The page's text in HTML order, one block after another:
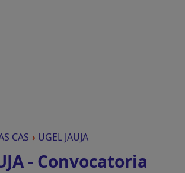
CAS › UGEL JAUJA
- Convocatoria